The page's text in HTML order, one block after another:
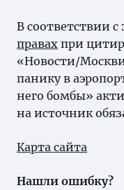
В соответствии с
правах при
«Новости/
панику в
него бомбы»
на источник
Карта сайта
Нашли ошибку?